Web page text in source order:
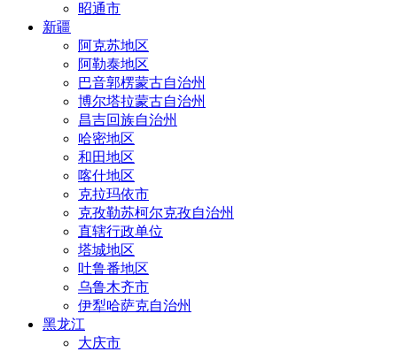
昭通市
新疆
阿克苏地区
阿勒泰地区
巴音郭楞蒙古自治州
博尔塔拉蒙古自治州
昌吉回族自治州
哈密地区
和田地区
喀什地区
克拉玛依市
克孜勒苏柯尔克孜自治州
直辖行政单位
塔城地区
吐鲁番地区
乌鲁木齐市
伊犁哈萨克自治州
黑龙江
大庆市